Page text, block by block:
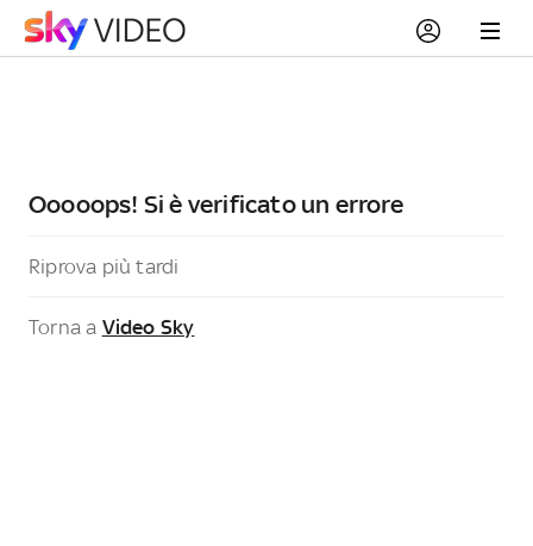
Ooooops! Si è verificato un errore
Riprova più tardi
Torna a Video Sky